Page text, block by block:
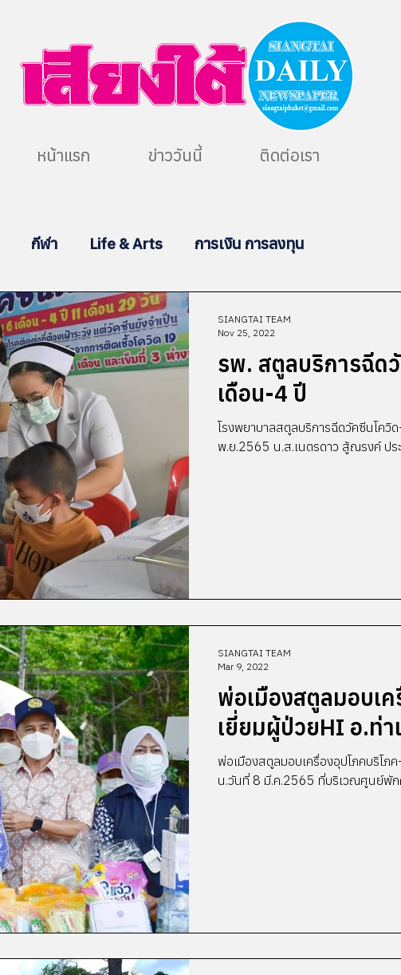
หน้าแรก ข่าววันนี้ ติดต่อเรา
กีฬา Life & Arts การเงิน การลงทุน
รพ. สตูลบริการฉีด
เดือน-4 ปี
โรงพยาบาลสตูลบริการฉีดวัคซีนโควิด
พ.ย
SIANGTAI TEAM
Nov 25, 2022
พ่อเมืองสตูลมอบเ
เยี่ยมผู้ป่วยHI อ.ท่
พ่อเมืองสตูลมอบเครื่องอุปโภคบริโภ
น.วันที่ 8 มี.ค.2565 ที่บริเวณศูนย์พัก
SIANGTAI TEAM
Mar 9, 2022